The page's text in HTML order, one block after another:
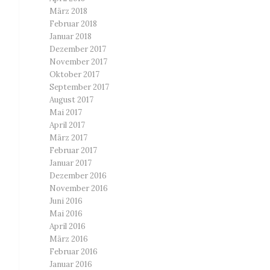
März 2018
Februar 2018
Januar 2018
Dezember 2017
November 2017
Oktober 2017
September 2017
August 2017
Mai 2017
April 2017
März 2017
Februar 2017
Januar 2017
Dezember 2016
November 2016
Juni 2016
Mai 2016
April 2016
März 2016
Februar 2016
Januar 2016